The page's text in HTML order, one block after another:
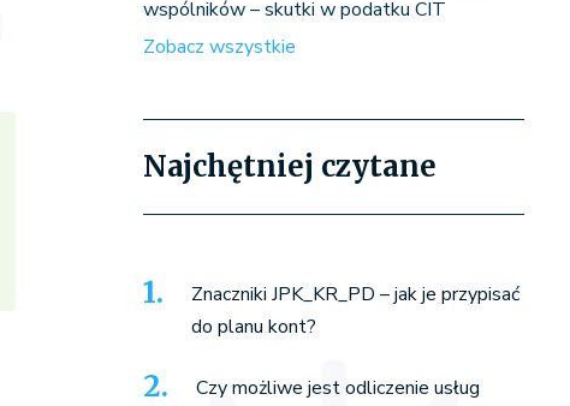
wspólników – skutki w podatku CIT
Zobacz wszystkie
Najchętniej czytane
Znaczniki JPK_KR_PD – jak je przypisać
do planu kont?
Czy możliwe jest odliczenie usług